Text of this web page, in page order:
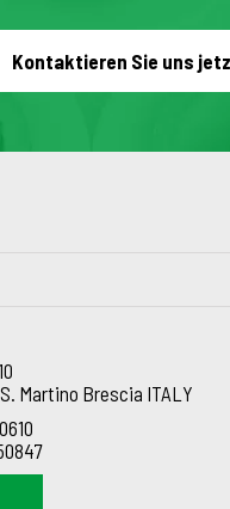
Kontaktieren Sie uns
Martino Brescia ITALY